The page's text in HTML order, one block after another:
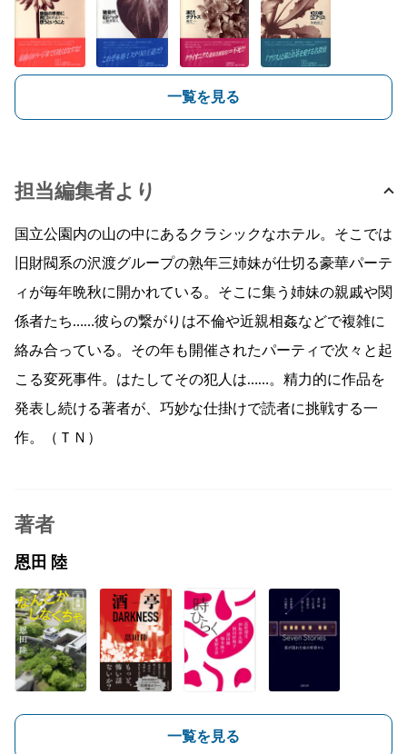
一覧を見る
担当編集者より
国立公園内の山の中にあるクラシックなホテル。そこでは
旧財閥系の沢渡グループの熟年三姉妹が仕切る豪華パーテ
ィが毎年晩秋に開かれている。そこに集う姉妹の親戚や関
係者たち……彼らの繋がりは不倫や近親相姦などで複雑に
絡み合っている。その年も開催されたパーティで次々と起
こる変死事件。はたしてその犯人は……。精力的に作品を
発表し続ける著者が、巧妙な仕掛けで読者に挑戦する一
作。（ＴＮ）
著者
恩田 陸
一覧を見る